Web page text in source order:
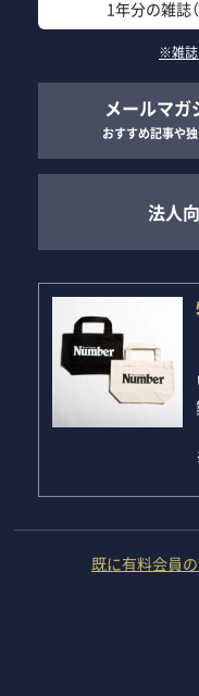
1年分の雑誌
※雑誌
メールマガ
おすすめ記事や
法人
既に有料会員